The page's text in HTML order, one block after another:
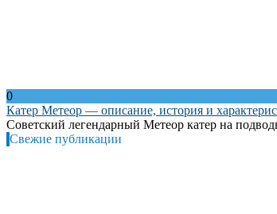
0
Катер Метеор — описание, история и
Советский легендарный Метеор катер на
Свежие публикации